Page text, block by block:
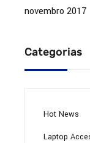
novembro 2017
Categorias
Hot News
Laptop